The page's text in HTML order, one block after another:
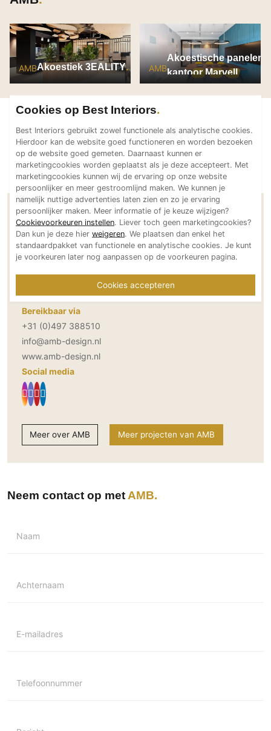
Natuursteen en keramiek vloeren
Vloerkleden
Afwerking
Wandafwerking
Beton Ciré
Behang / Wandtextiel
Natuursteen en keramiek
Leer
Schilderwerk
Stucwerk
Spuitwerk
Technologie
Audio/Video
Domotica
Mirror TV
Wifi
Overig
Aannemers Interieur
Binnenzwembaden
AMBAkoestiek 3EALITY AMB
Akoestische panelen
kantoor Marvell
Contactgegevens AMB
Adresgegevens
NL
Bereikbaar via
+31 (0)497 388510
info@amb-design.nl
www.amb-design.nl
Social media
Meer over AMB Meer projecten van AMB
Neem contact op metAMB
Naam
Achternaam
E-mailadres
Telefoonnummer
Cookies op Best Interiors
Best Interiors gebruikt zowel functionele als analytische cookies.
Hierdoor kan de website goed functioneren en worden bezoeken
op de website goed gemeten. Daarnaast kunnen er
marketingcookies worden geplaatst als je deze accepteert. Met
marketingcookies kunnen wij de ervaring op onze website
persoonlijker en meer gestroomlijnd maken. We kunnen je
namelijk nuttige advertenties laten zien en zo je ervaring
persoonlijker maken. Meer informatie of je keuze wijzigen?
Cookievoorkeuren instellen. Liever toch geen marketingcookies?
Dan kun je deze hier weigeren. We plaatsen dan enkel het
standaardpakket van functionele en analytische cookies. Je kunt
je voorkeuren later nog aanpassen op de voorkeuren pagina.
Cookies accepteren